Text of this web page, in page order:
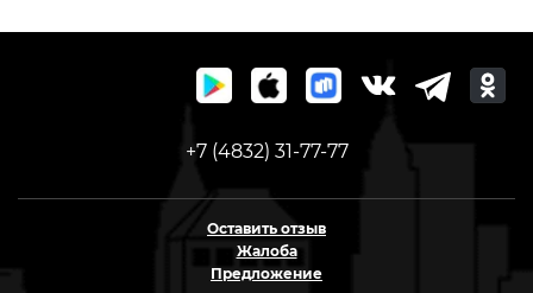
+7 (4832) 31-77-77
Оставить отзыв
Жалоба
Предложение